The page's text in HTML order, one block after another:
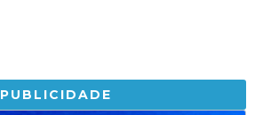
PUBLICIDADE